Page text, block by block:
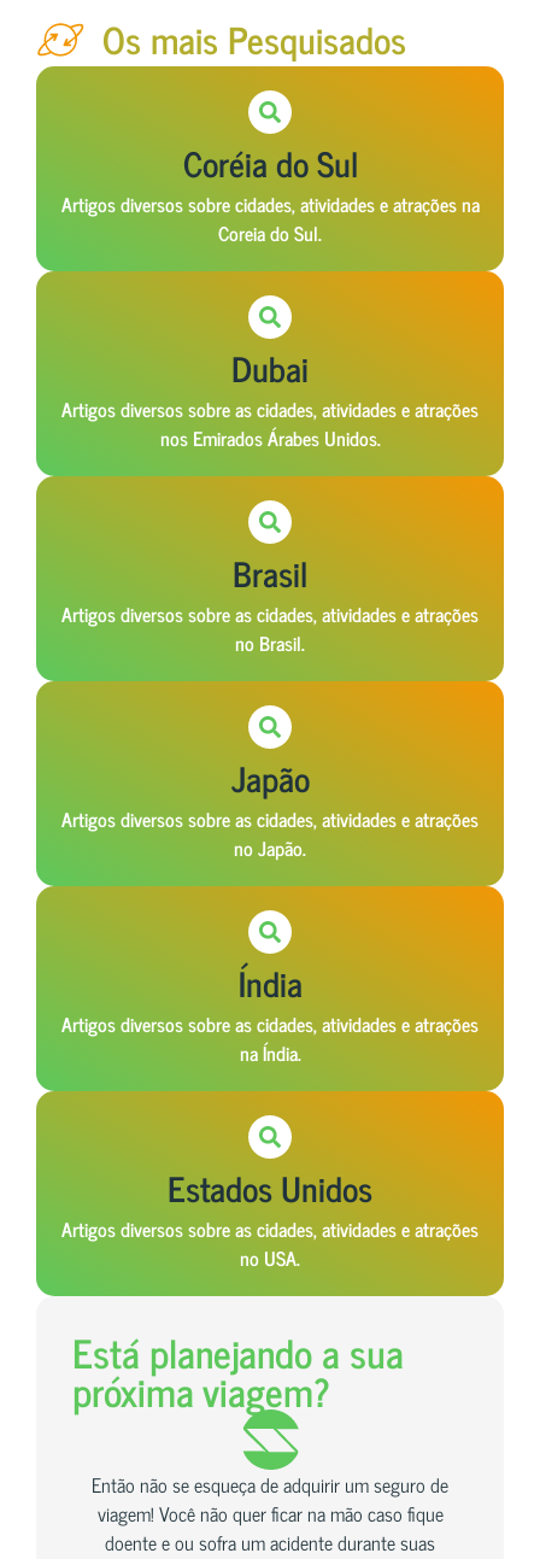
Os mais Pesquisados
Coréia do Sul
Artigos diversos sobre cidades, atividades e atrações na
Coreia do Sul.
Dubai
Artigos diversos sobre as cidades, atividades e atrações
nos Emirados Árabes Unidos.
Brasil
Artigos diversos sobre as cidades, atividades e atrações
no Brasil.
Japão
Artigos diversos sobre as cidades, atividades e atrações
no Japão.
Índia
Artigos diversos sobre as cidades, atividades e atrações
na Índia.
Estados Unidos
Artigos diversos sobre as cidades, atividades e atrações
no USA.
Está planejando a sua
próxima viagem?
Então não se esqueça de adquirir um seguro de
viagem! Você não quer ficar na mão caso fique
doente e ou sofra um acidente durante suas